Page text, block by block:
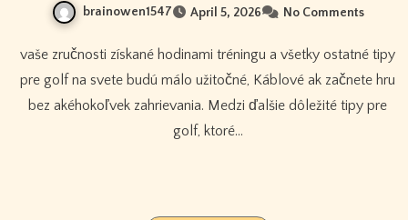
brainowen1547 April 5, 2026 No Comments
vaše zručnosti získané hodinami tréningu a všetky ostatné tipy
pre golf na svete budú málo užitočné, Káblové ak začnete hru
bez akéhokoľvek zahrievania. Medzi ďalšie dôležité tipy pre
golf, ktoré…